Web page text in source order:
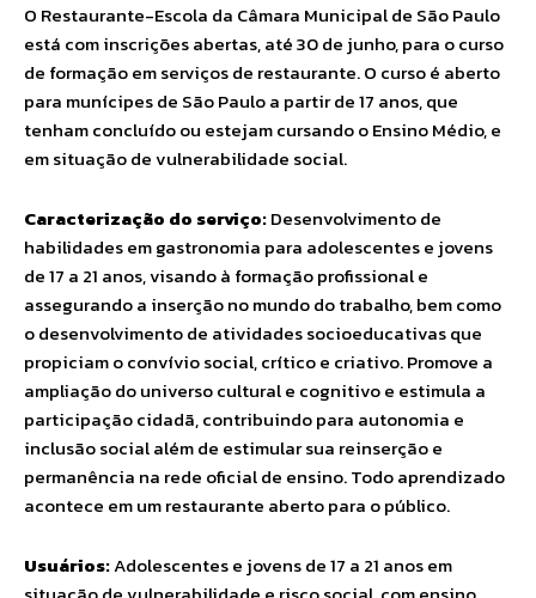
O Restaurante-Escola da Câmara Municipal de São Paulo
está com inscrições abertas, até 30 de junho, para o curso
de formação em serviços de restaurante. O curso é aberto
para munícipes de São Paulo a partir de 17 anos, que
tenham concluído ou estejam cursando o Ensino Médio, e
em situação de vulnerabilidade social.
Caracterização do serviço:Desenvolvimento de
habilidades em gastronomia para adolescentes e jovens
de 17 a 21 anos, visando à formação profissional e
assegurando a inserção no mundo do trabalho, bem como
o desenvolvimento de atividades socioeducativas que
propiciam o convívio social, crítico e criativo. Promove a
ampliação do universo cultural e cognitivo e estimula a
participação cidadã, contribuindo para autonomia e
inclusão social além de estimular sua reinserção e
permanência na rede oficial de ensino. Todo aprendizado
acontece em um restaurante aberto para o público.
Usuários:Adolescentes e jovens de 17 a 21 anos em